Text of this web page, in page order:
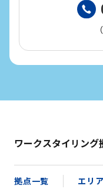
ワークスタイリング
拠点一覧 エリ